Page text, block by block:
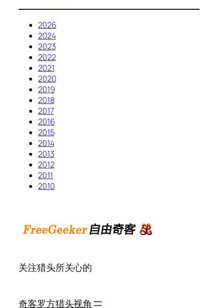
2026
2024
2023
2022
2021
2020
2019
2018
2017
2016
2015
2014
2013
2012
2011
2010
关注猎头所关心的
奇客罗方猎头视角